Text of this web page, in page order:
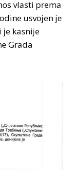
vlasti prema
usvojen je
je kasnije
Grada